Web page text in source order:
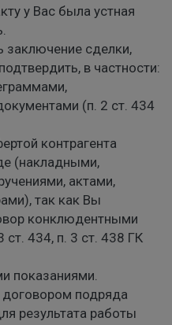
у Вас была устная
заключение сделки,
в частности:
(п. 2 ст. 434
контрагента
(накладными,
актами,
так как Вы
конклюдентными
ст. 434, п. 3 ст. 438 ГК
показаниями.
договором подряда
результата работы